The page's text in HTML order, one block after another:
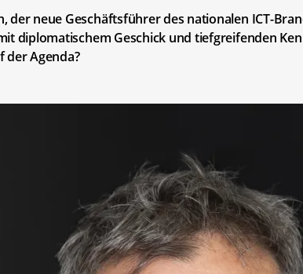
der neue Geschäftsführer des nationalen ICT-
diplomatischem Geschick und tiefgreifenden
der Agenda?